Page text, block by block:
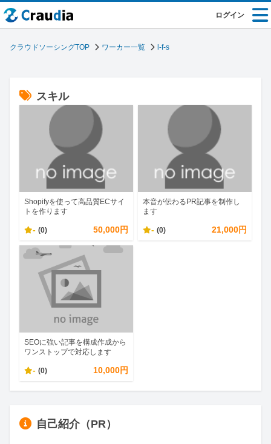
ログイン
クラウドソーシングTOP ワーカー一覧 l-f-s
スキル
Shopifyを使って高品質ECサイ
トを作ります
- (0) 50,000円
本音が伝わるPR記事を制作し
ます
- (0) 21,000円
SEOに強い記事を構成作成から
ワンストップで対応します
- (0) 10,000円
自己紹介（PR）